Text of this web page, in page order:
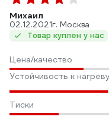
Михаил
02.12.2021г. Москва
Товар куплен у нас
Цена/качество
Устойчивость к нагреву
Тиски